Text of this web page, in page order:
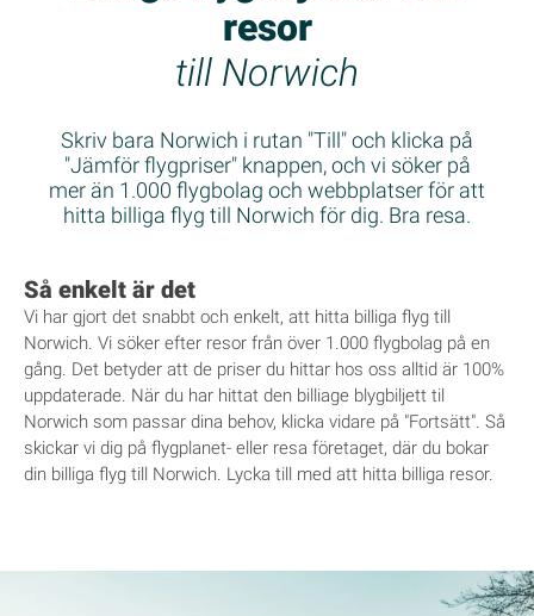
resor
till Norwich
Skriv bara Norwich i rutan "Till" och klicka på
"Jämför flygpriser" knappen, och vi söker på
mer än 1.000 flygbolag och webbplatser för att
hitta billiga flyg till Norwich för dig. Bra resa.
Så enkelt är det
Vi har gjort det snabbt och enkelt, att hitta billiga flyg till
Norwich. Vi söker efter resor från över 1.000 flygbolag på en
gång. Det betyder att de priser du hittar hos oss alltid är 100%
uppdaterade. När du har hittat den billiage blygbiljett til
Norwich som passar dina behov, klicka vidare på "Fortsätt". Så
skickar vi dig på flygplanet- eller resa företaget, där du bokar
din billiga flyg till Norwich. Lycka till med att hitta billiga resor.